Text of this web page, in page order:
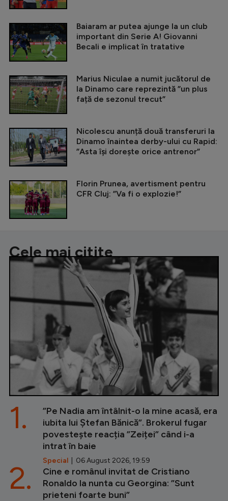
Baiaram ar putea ajunge la un club
important din Serie A! Giovanni
Becali e implicat în tratative
Marius Niculae a numit jucătorul de
la Dinamo care reprezintă ”un plus
față de sezonul trecut”
Nicolescu anunță două transferuri la
Dinamo înaintea derby-ului cu Rapid:
”Asta își dorește orice antrenor”
Florin Prunea, avertisment pentru
CFR Cluj: ”Va fi o explozie!”
Cele mai citite
”Pe Nadia am întâlnit-o la mine acasă, era
iubita lui Ștefan Bănică”. Brokerul fugar
povestește reacția ”Zeiței” când i-a
intrat în baie
Special | 06 August 2026, 19:59
1.
Cine e românul invitat de Cristiano
Ronaldo la nunta cu Georgina: ”Sunt
prieteni foarte buni”
2.